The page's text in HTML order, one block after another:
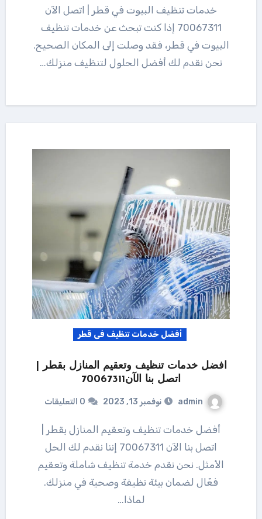
خدمات تنظيف البيوت في قطر | اتصل الآن
70067311 إذا كنت تبحث عن خدمات تنظيف
البيوت في قطر، فقد وصلت إلى المكان الصحيح.
نحن نقدم لك أفضل الحلول لتنظيف منزلك…
أفضل خدمات تنظيف فى قطر
افضل خدمات تنظيف وتعقيم المنازل بقطر |
اتصل بنا الآن70067311
admin نوفمبر 13, 2023 0 التعليقات
أفضل خدمات تنظيف وتعقيم المنازل بقطر |
اتصل بنا الآن 70067311 إننا نقدم لك الحل
الأمثل. نحن نقدم خدمة تنظيف شاملة وتعقيم
فعّال لضمان بيئة نظيفة وصحية في منزلك.
لماذا…